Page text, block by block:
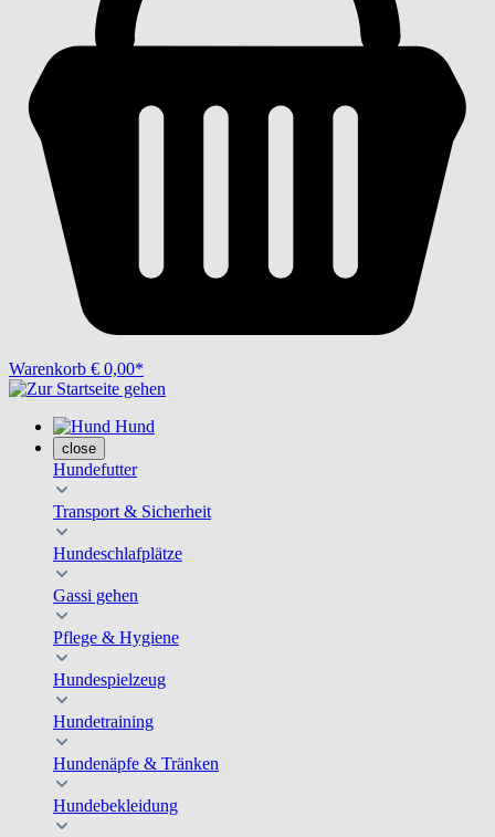
Warenkorb € 0,00*
Hund
close
Hundefutter
Transport & Sicherheit
Hundeschlafplätze
Gassi gehen
Pflege & Hygiene
Hundespielzeug
Hundetraining
Hundenäpfe & Tränken
Hundebekleidung